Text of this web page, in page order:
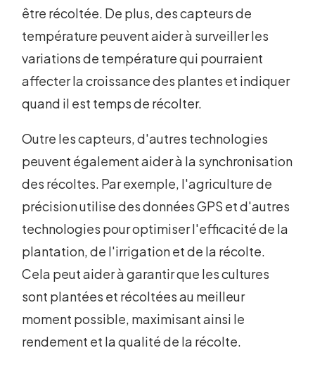
être récoltée. De plus, des capteurs de
température peuvent aider à surveiller les
variations de température qui pourraient
affecter la croissance des plantes et indiquer
quand il est temps de récolter.
Outre les capteurs, d'autres technologies
peuvent également aider à la synchronisation
des récoltes. Par exemple, l'agriculture de
précision utilise des données GPS et d'autres
technologies pour optimiser l'efficacité de la
plantation, de l'irrigation et de la récolte.
Cela peut aider à garantir que les cultures
sont plantées et récoltées au meilleur
moment possible, maximisant ainsi le
rendement et la qualité de la récolte.